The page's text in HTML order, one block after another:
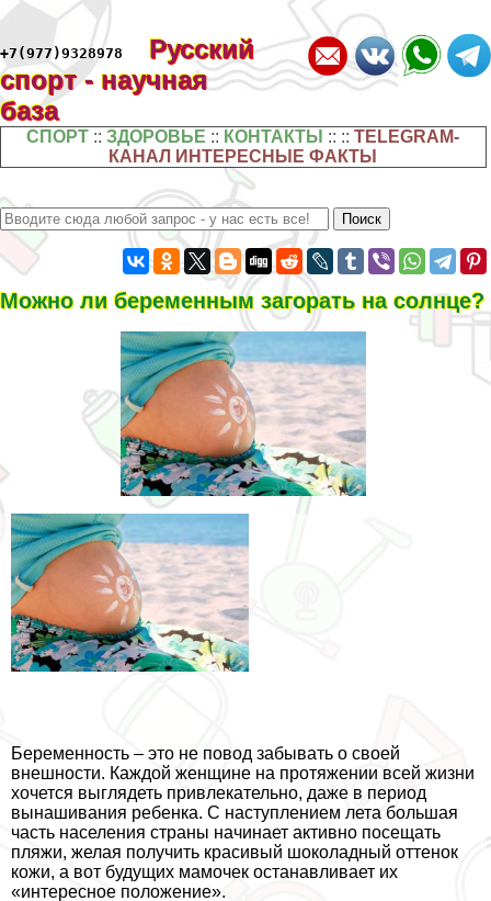
+7(977)9328978
Русский
спорт - научная
база
СПОРТ ::ЗДОРОВЬЕ :: КОНТАКТЫ :: ::TELEGRAM-
КАНАЛ ИНТЕРЕСНЫЕ ФАКТЫ
Можно ли беременным загорать на солнце?
Беременность – это не повод забывать о своей
внешности. Каждой женщине на протяжении всей жизни
хочется выглядеть привлекательно, даже в период
вынашивания ребенка. С наступлением лета большая
часть населения страны начинает активно посещать
пляжи, желая получить красивый шоколадный оттенок
кожи, а вот будущих мамочек останавливает их
«интересное положение».